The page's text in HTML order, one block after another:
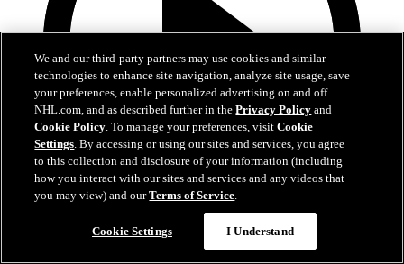
MTL@CAR: Caufield marque un but en A.N.
We and our third-party partners may use cookies and similar
technologies to enhance site navigation, analyze site usage, save
your preferences, enable personalized advertising on and off
NHL.com, and as described further in thePrivacy Policy and
Cookie Policy. To manage your preferences, visitCookie
Settings. By accessing or using our sites and services, you agree
to this collection and disclosure of your information (including
how you interact with our sites and services and any videos that
you may view) and ourTerms of Service.
Cookie Settings I Understand